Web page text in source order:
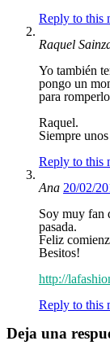
Reply to this
Raquel
Yo también
pongo un
para
Raquel.
Siempre
Reply to this
Ana 20/02/
Soy muy fan
pasada.
Feliz
Besitos!
http://
Reply to this
Deja una